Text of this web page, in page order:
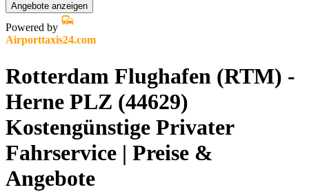
Angebote anzeigen
Powered by
Airporttaxis24.com
Rotterdam Flughafen (RTM) -
Herne PLZ (44629)
Kostengünstige Privater
Fahrservice | Preise &
Angebote